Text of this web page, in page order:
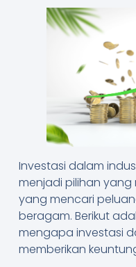
Investasi dalam
menjadi pilihan
yang mencari
beragam. Berikut
mengapa investasi
memberikan